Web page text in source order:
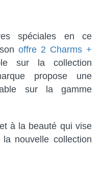
spéciales en ce
offre 2 Charms +
sur la collection
propose une
sur la gamme
à la beauté qui vise
nouvelle collection